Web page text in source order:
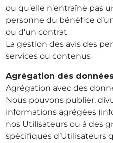
ou qu’elle n’entraîne pas
personne du bénéfice
ou d’un contrat
La gestion des avis des
services ou contenus
Agrégation des données
Agrégation avec des
Nous pouvons publier,
informations agrégées
nos Utilisateurs ou à des
spécifiques d’Utilisateurs